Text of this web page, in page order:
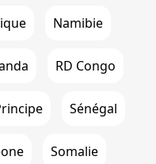
Namibie
RD Congo
Sénégal
Somalie